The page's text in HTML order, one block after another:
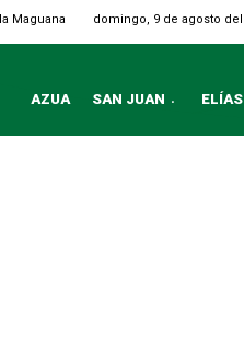
Maguana domingo, 9 de agosto del
AZUA SAN JUAN